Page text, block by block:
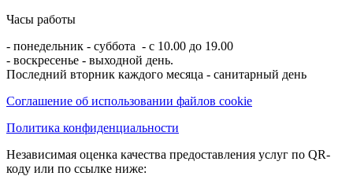
Часы работы
- понедельник - суббота - с 10.00 до 19.00
- воскресенье - выходной день.
Последний вторник каждого месяца - санитарный день
Соглашение об использовании файлов cookie
Политика конфиденциальности
Независимая оценка качества предоставления услуг по QR-
коду или по ссылке ниже: